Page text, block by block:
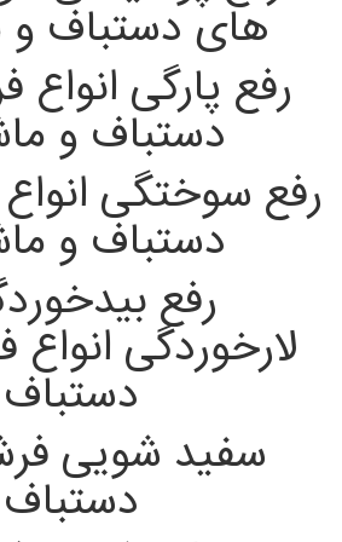
های دستباف و
رفع پارگی
دستباف و
رفع سوختگی
دستباف و
رفع
لارخوردگی
دستباف
سفید شویی
دستباف